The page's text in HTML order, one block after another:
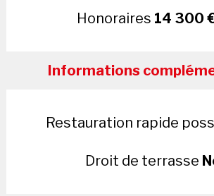
Honoraires 14 300
Informations
Restauration rapide
Droit de terrasse